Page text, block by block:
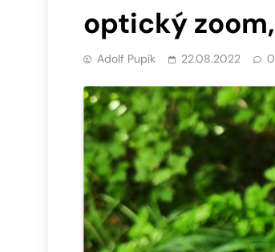
optický zoom,
Adolf Pupík 22.08.2022 0